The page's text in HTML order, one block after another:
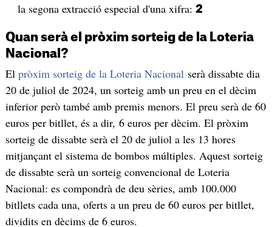
la segona extracció especial d'una xifra: 2
Quan serà el pròxim sorteig de la Loteria
Nacional?
El pròxim sorteig de la Loteria Nacional serà dissabte dia
20 de juliol de 2024, un sorteig amb un preu en el dècim
inferior però també amb premis menors. El preu serà de 60
euros per bitllet, és a dir, 6 euros per dècim. El pròxim
sorteig de dissabte serà el 20 de juliol a les 13 hores
mitjançant el sistema de bombos múltiples. Aquest sorteig
de dissabte serà un sorteig convencional de Loteria
Nacional: es compondrà de deu sèries, amb 100.000
bitllets cada una, oferts a un preu de 60 euros per bitllet,
dividits en dècims de 6 euros.